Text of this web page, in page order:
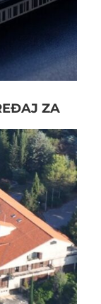
ZA